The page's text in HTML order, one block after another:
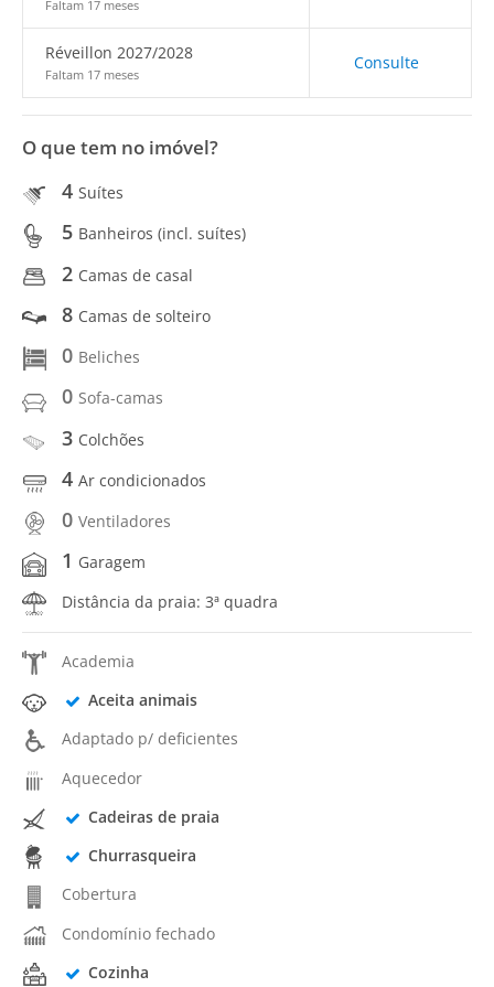
Faltam 17 meses
Réveillon 2027/2028
Faltam 17 meses
Consulte
O que tem no imóvel?
4 Suítes
5 Banheiros (incl. suítes)
2 Camas de casal
8 Camas de solteiro
0 Beliches
0 Sofa-camas
3 Colchões
4 Ar condicionados
0 Ventiladores
1 Garagem
Distância da praia: 3ª quadra
Academia
Aceita animais
Adaptado p/ deficientes
Aquecedor
Cadeiras de praia
Churrasqueira
Cobertura
Condomínio fechado
Cozinha